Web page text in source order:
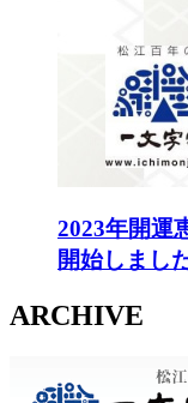
2023年開運
開始しまし
ARCHIVE